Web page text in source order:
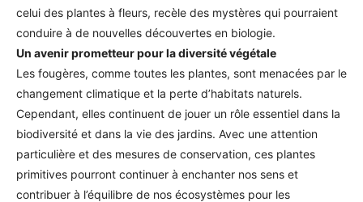
celui des plantes à fleurs, recèle des mystères qui pourraient
conduire à de nouvelles découvertes en biologie.
Un avenir prometteur pour la diversité végétale
Les fougères, comme toutes les plantes, sont menacées par le
changement climatique et la perte d’habitats naturels.
Cependant, elles continuent de jouer un rôle essentiel dans la
biodiversité et dans la vie des jardins. Avec une attention
particulière et des mesures de conservation, ces plantes
primitives pourront continuer à enchanter nos sens et
contribuer à l’équilibre de nos écosystèmes pour les